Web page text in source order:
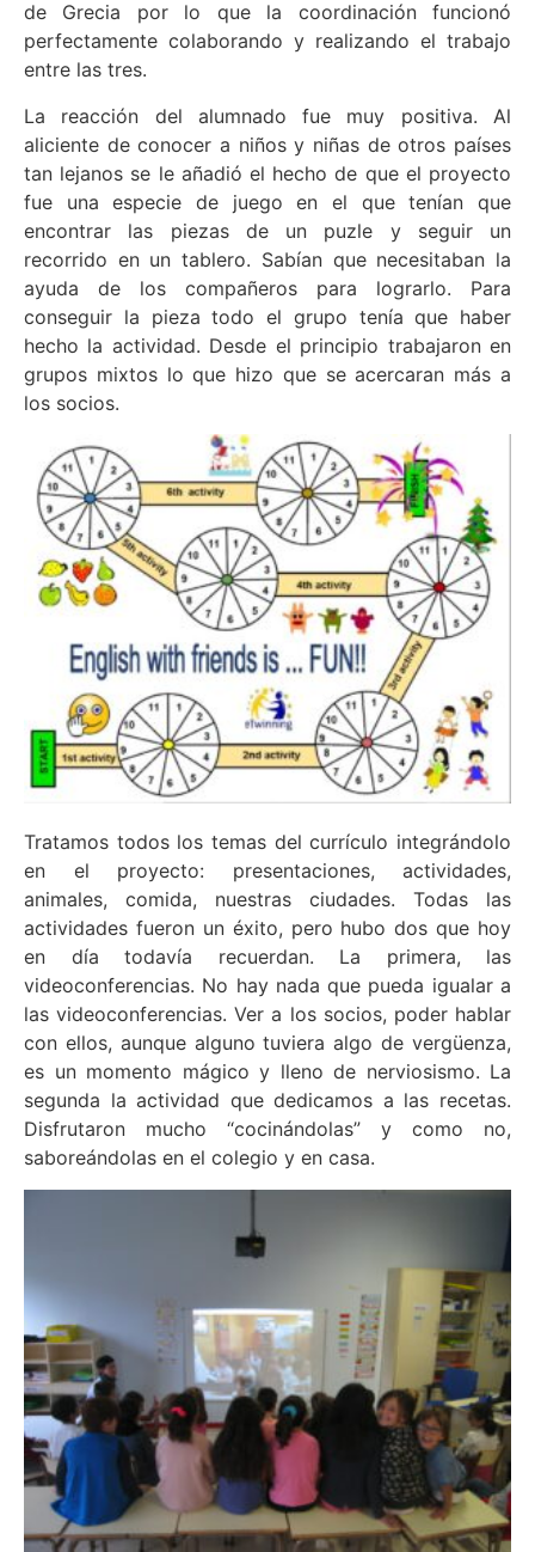
de Grecia por lo que la coordinación funcionó
perfectamente colaborando y realizando el trabajo
entre las tres.
La reacción del alumnado fue muy positiva. Al
aliciente de conocer a niños y niñas de otros países
tan lejanos se le añadió el hecho de que el proyecto
fue una especie de juego en el que tenían que
encontrar las piezas de un puzle y seguir un
recorrido en un tablero. Sabían que necesitaban la
ayuda de los compañeros para lograrlo. Para
conseguir la pieza todo el grupo tenía que haber
hecho la actividad. Desde el principio trabajaron en
grupos mixtos lo que hizo que se acercaran más a
los socios.
Tratamos todos los temas del currículo integrándolo
en el proyecto: presentaciones, actividades,
animales, comida, nuestras ciudades. Todas las
actividades fueron un éxito, pero hubo dos que hoy
en día todavía recuerdan. La primera, las
videoconferencias. No hay nada que pueda igualar a
las videoconferencias. Ver a los socios, poder hablar
con ellos, aunque alguno tuviera algo de vergüenza,
es un momento mágico y lleno de nerviosismo. La
segunda la actividad que dedicamos a las recetas.
Disfrutaron mucho “cocinándolas” y como no,
saboreándolas en el colegio y en casa.